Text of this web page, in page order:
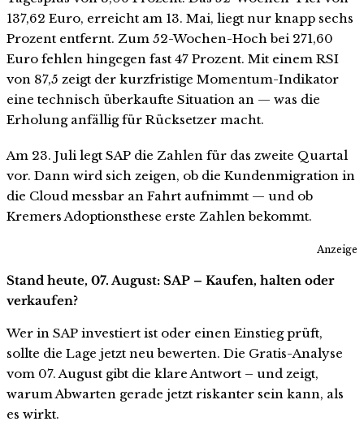
137,62 Euro, erreicht am 13. Mai, liegt nur knapp sechs
Prozent entfernt. Zum 52-Wochen-Hoch bei 271,60
Euro fehlen hingegen fast 47 Prozent. Mit einem RSI
von 87,5 zeigt der kurzfristige Momentum-Indikator
eine technisch überkaufte Situation an — was die
Erholung anfällig für Rücksetzer macht.
Am 23. Juli legt SAP die Zahlen für das zweite Quartal
vor. Dann wird sich zeigen, ob die Kundenmigration in
die Cloud messbar an Fahrt aufnimmt — und ob
Kremers Adoptionsthese erste Zahlen bekommt.
Anzeige
Stand heute, 07. August: SAP – Kaufen, halten oder
verkaufen?
Wer in SAP investiert ist oder einen Einstieg prüft,
sollte die Lage jetzt neu bewerten. Die Gratis-Analyse
vom 07. August gibt die klare Antwort – und zeigt,
warum Abwarten gerade jetzt riskanter sein kann, als
es wirkt.